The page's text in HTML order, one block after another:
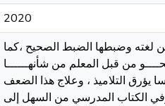
2020
لغته وضبطها الضبط الصحيح ،كما
من قبل المعلم من شأنهــــــا
يؤرق التلاميذ ، وعلاج هذا الضعف
الكتاب المدرسي من السهل إلى